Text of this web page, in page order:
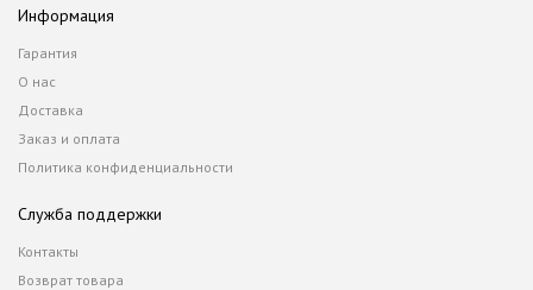
Информация
Гарантия
О нас
Доставка
Заказ и оплата
Политика конфиденциальности
Служба поддержки
Контакты
Возврат товара